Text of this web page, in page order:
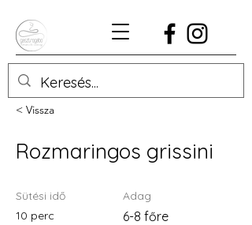
< Vissza
Rozmaringos grissini
Sütési idő
10 perc
Adag
6-8 főre